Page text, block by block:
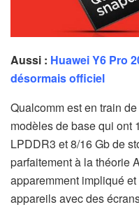
Aussi : Huawei Y6 Pro
désormais officiel
Qualcomm est en train
modèles de base qui ont
LPDDR3 et 8/16 Gb de
parfaitement à la théorie
apparemment impliqué
appareils avec des